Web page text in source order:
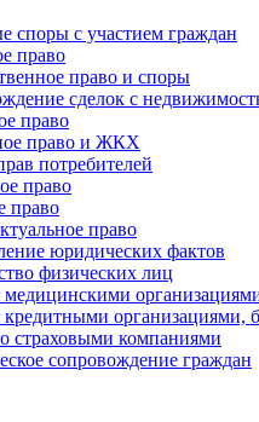
споры с участием граждан
право
право и споры
сделок с
право
право и ЖКХ
потребителей
право
право
право
юридических фактов
физических лиц
страховыми компаниями
сопровождение граждан